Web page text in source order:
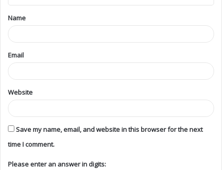
Name
Email
Website
Save my name, email, and website in this browser for the next
time I comment.
Please enter an answer in digits: